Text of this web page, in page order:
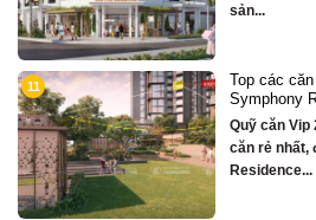
tại Sun
sẻTop các
Symphony